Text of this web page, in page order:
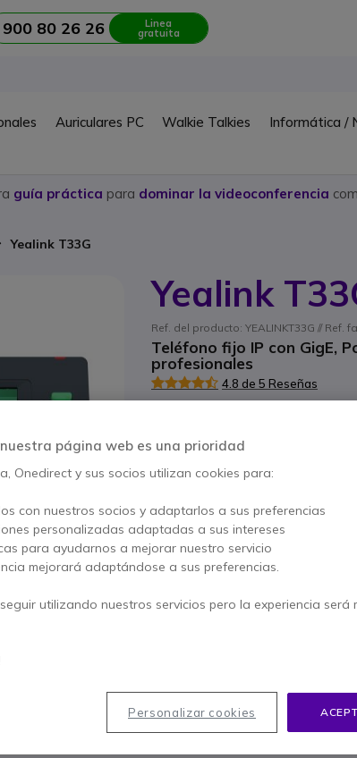
900 80 26 26 Linea
gratuita
Auriculares PC Walkie Talkies Informática /
guía práctica para dominar la videoconferencia
Yealink T33G
Yealink
Ref. del producto: YEALINKT33G // Ref.
Teléfono fijo IP con GigE,
profesionales
4.8 de 5 Reseñas
129,95 €
66,95 €
AÑADIR
15 productosen stock
100+ productos en stock
Asistencia para la
2 años de garantía
página web es una prioridad
Onedirect y sus socios utilizan cookies para:
con nuestros socios y adaptarlos a sus preferencias
personalizadas adaptadas a sus intereses
para ayudarnos a mejorar nuestro servicio
mejorará adaptándose a sus preferencias.
utilizando nuestros servicios pero la experiencia será
Personalizar cookies